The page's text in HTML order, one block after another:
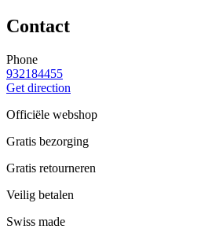
Contact
Phone
932184455
Get direction
Officiële webshop
Gratis bezorging
Gratis retourneren
Veilig betalen
Swiss made